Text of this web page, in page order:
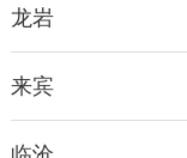
龙岩
来宾